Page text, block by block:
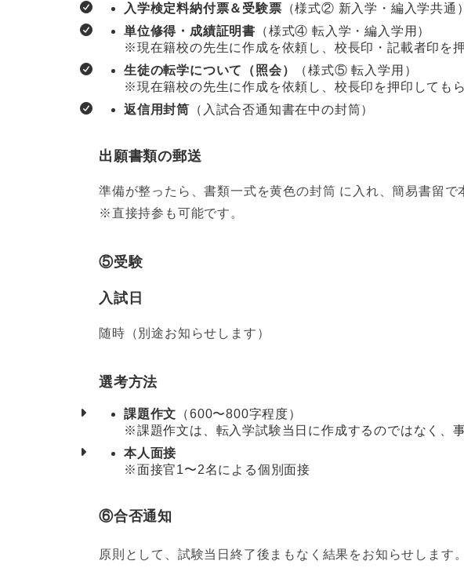
入学検定料納付票＆受験票 （様式② 新入学・編入学共通）
単位修得・成績証明書 （様式④ 転入学・編入学用）
※現在籍校の先生に作成を依頼し、校長印・記載者印を
生徒の転学について（照会）
（様式⑤ 転入学用）
※現在籍校の先生に作成を依頼し、校長印を押印しても
返信用封筒 （入試合否通知書在中の封筒）
出願書類の郵送
準備が整ったら、書類一式を黄色の封筒 に入れ、簡易書留で
※直接持参も可能です。
⑤受験
入試日
随時（別途お知らせします）
選考方法
課題作文 （600〜800字程度）
※課題作文は、転入学試験当日に作成するのではなく、
本人面接
※面接官1〜2名による個別面接
⑥合否通知
原則として、試験当日終了後まもなく結果をお知らせします